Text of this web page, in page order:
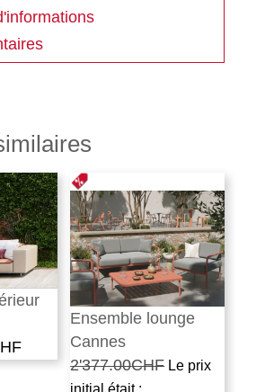
Ensemble lounge
Cannes
2'377.00CHF Le prix
initial était :